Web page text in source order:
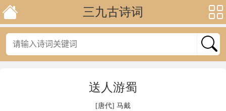
三九古诗词
送人游蜀
[唐代] 马戴